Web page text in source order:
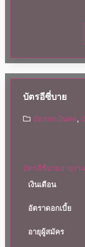
บัตรอีซี่บาย
บัตรกดเงินสด,
บัตรอีซี่บายอายุง
เงินเดือน
อัตราดอกเบี้ย
อายุผู้สมัคร